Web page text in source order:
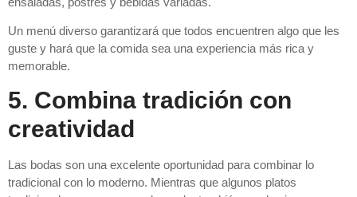
Un menú diverso garantizará que todos encuentren algo que les
guste y hará que la comida sea una experiencia más rica y
memorable.
5. Combina tradición con
creatividad
Las bodas son una excelente oportunidad para combinar lo
tradicional con lo moderno. Mientras que algunos platos